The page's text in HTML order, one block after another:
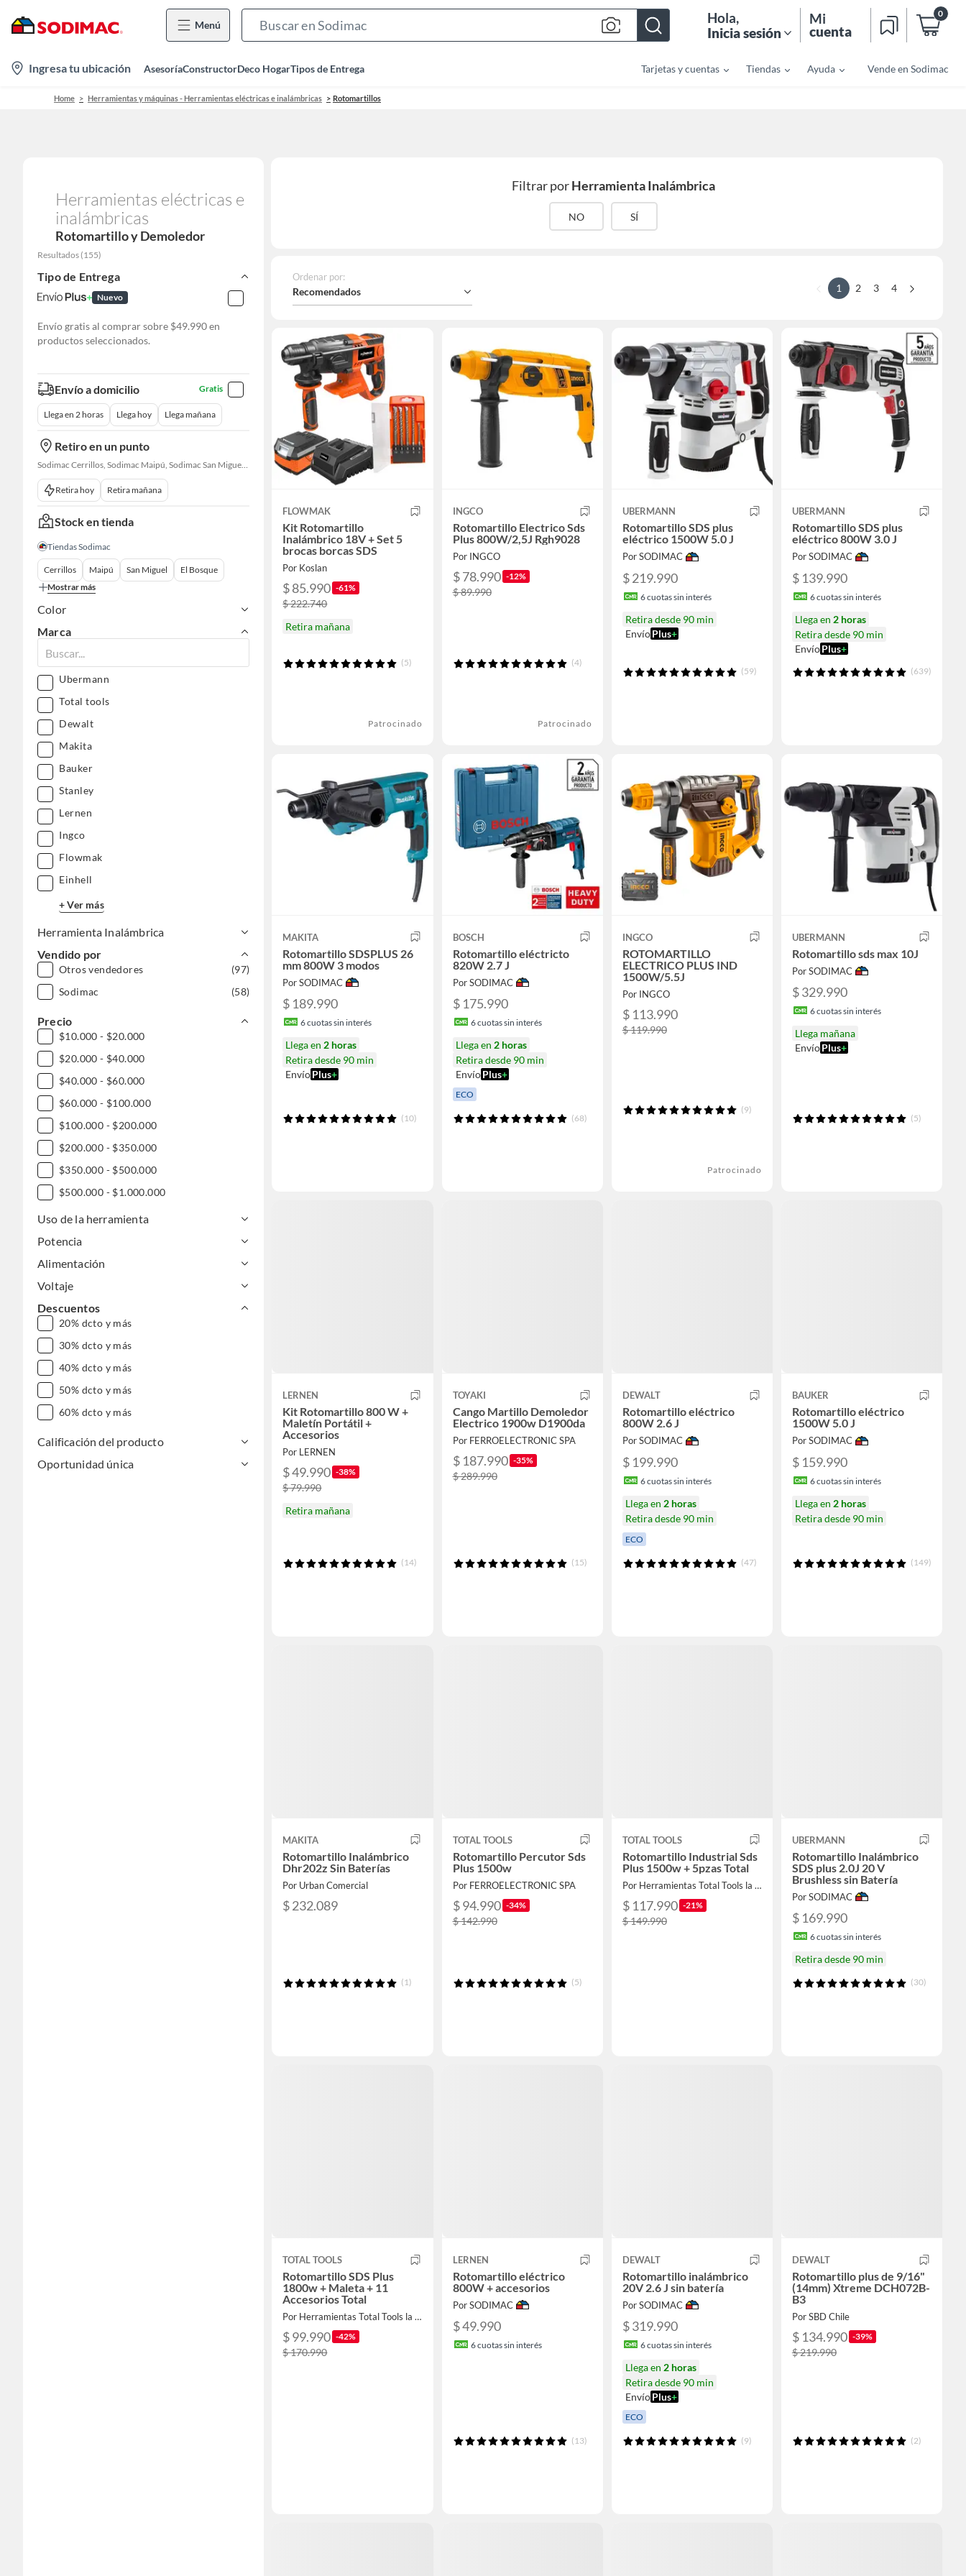
Menú
Bar
Hola,
Inicia sesión
Mi
cuenta
0
location-
icon
Ingresa tu ubicación AsesoríaConstructorDeco HogarTipos de Entrega Tarjetas y cuentas Tiendas Ayuda Vende en Sodimac
Home Herramientas y máquinas - Herramientas eléctricas e inalámbricas Rotomartillos
Herramientas eléctricas e
inalámbricas
Rotomartillo y Demoledor
Resultados (155)
Tipo de Entrega
Nuevo
Envío gratis al comprar sobre $49.990 en
productos seleccionados.
Envío a domicilio Gratis
Llega en 2 horas Llega hoy Llega mañana
Retiro en un punto
Sodimac Cerrillos, Sodimac Maipú, Sodimac San Miguel, Sodimac El Bosque, Sodimac San Bernardo, Constructor Cantagallo, Sodimac Talagante, Sodimac San Fernando
Retira hoy Retira mañana
Stock en tienda
Tiendas Sodimac
Cerrillos Maipú San Miguel
El Bosque
Mostrar más
Color
Marca
Ubermann
Total tools
Dewalt
Makita
Bauker
Stanley
Lernen
Ingco
Flowmak
Einhell
+ Ver más
Herramienta Inalámbrica
Vendido por
Otros vendedores
(97)
Sodimac
(58)
Precio
$10.000 - $20.000
$20.000 - $40.000
$40.000 - $60.000
$60.000 - $100.000
$100.000 - $200.000
$200.000 - $350.000
$350.000 - $500.000
$500.000 - $1.000.000
DESDE $1.000.000
Uso de la herramienta
Potencia
Alimentación
Voltaje
Descuentos
20% dcto y más
30% dcto y más
40% dcto y más
50% dcto y más
60% dcto y más
Calificación del producto
Oportunidad única
Filtrar porHerramienta Inalámbrica
NO SÍ
Ordenar por:
Recomendados 1 2 3 4
FLOWMAK
Kit Rotomartillo
Inalámbrico 18V + Set 5
brocas borcas SDS
Por Koslan
$ 85.990 -61%
$ 222.740
Retira mañana
(5)
Patrocinado
INGCO
Rotomartillo Electrico Sds
Plus 800W/2,5J Rgh9028
Por INGCO
$ 78.990 -12%
$ 89.990
(4)
Patrocinado
UBERMANN
Rotomartillo SDS plus
eléctrico 1500W 5.0 J
Por SODIMAC
$ 219.990
6cuotas sin interés
Retira desde 90 min
EnvíoPlus+
(59)
UBERMANN
Rotomartillo SDS plus
eléctrico 800W 3.0 J
Por SODIMAC
$ 139.990
6cuotas sin interés
Llega en 2 horas
Retira desde 90 min
EnvíoPlus+
(639)
MAKITA
Rotomartillo SDSPLUS 26
mm 800W 3 modos
Por SODIMAC
$ 189.990
6cuotas sin interés
Llega en 2 horas
Retira desde 90 min
EnvíoPlus+
(10)
BOSCH
Rotomartillo eléctricto
820W 2.7 J
Por SODIMAC
$ 175.990
6cuotas sin interés
Llega en 2 horas
Retira desde 90 min
Envío Plus+
ECO
(68)
INGCO
ROTOMARTILLO
ELECTRICO PLUS IND
1500W/5.5J
Por INGCO
$ 113.990
$ 119.990
(9)
Patrocinado
UBERMANN
Rotomartillo sds max 10J
Por SODIMAC
$ 329.990
6cuotas sin interés
Llega mañana
EnvíoPlus+
(5)
LERNEN
Kit Rotomartillo 800 W +
Maletín Portátil +
Accesorios
Por LERNEN
$ 49.990 -38%
$ 79.990
Retira mañana
(14)
TOYAKI
Cango Martillo Demoledor
Electrico 1900w D1900da
Por FERROELECTRONIC SPA
$ 187.990 -35%
$ 289.990
(15)
DEWALT
Rotomartillo eléctrico
800W 2.6 J
Por SODIMAC
$ 199.990
6cuotas sin interés
Llega en 2 horas
Retira desde 90 min
ECO
(47)
BAUKER
Rotomartillo eléctrico
1500W 5.0 J
Por SODIMAC
$ 159.990
6cuotas sin interés
Llega en 2 horas
Retira desde 90 min
(149)
MAKITA
Rotomartillo Inalámbrico
Dhr202z Sin Baterías
Por Urban Comercial
$ 232.089
(1)
TOTAL TOOLS
Rotomartillo Percutor Sds
Plus 1500w
Por FERROELECTRONIC SPA
$ 94.990 -34%
$ 142.990
(5)
TOTAL TOOLS
Rotomartillo Industrial Sds
Plus 1500w + 5pzas Total
Por Herramientas Total Tools la Nueva
$ 117.990 -21%
$ 149.990
UBERMANN
Rotomartillo Inalámbrico
SDS plus 2.0J 20 V
Brushless sin Batería
Por SODIMAC
$ 169.990
6cuotas sin interés
Retira desde 90 min
(30)
TOTAL TOOLS
Rotomartillo SDS Plus
1800w + Maleta + 11
Accesorios Total
Por Herramientas Total Tools la Nueva
$ 99.990 -42%
$ 170.990
LERNEN
Rotomartillo eléctrico
800W + accesorios
Por SODIMAC
$ 49.990
6cuotas sin interés
(13)
DEWALT
Rotomartillo inalámbrico
20V 2.6 J sin batería
Por SODIMAC
$ 319.990
6cuotas sin interés
Llega en 2 horas
Retira desde 90 min
EnvíoPlus+
ECO
(9)
DEWALT
Rotomartillo plus de 9/16"
(14mm) Xtreme DCH072B-
B3
Por SBD Chile
$ 134.990 -39%
$ 219.990
(2)